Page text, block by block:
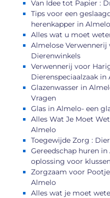
Van Idee tot Papier :
Tips voor een
herenkapper in Almelo
Alles wat u moet
Almelose
Dierenwinkels
Verwennerij voor
Dierenspeciaalzaak in
Glazenwasser in
Vragen
Glas in Almelo- een
Alles Wat Je Moet
Almelo
Toegewijde Zorg :
Gereedschap huren
oplossing voor
Zorgzaam voor
Almelo
Alles wat je moet